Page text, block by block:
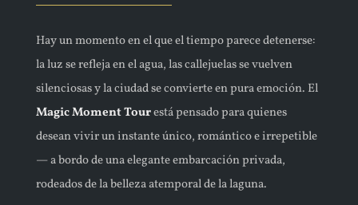
Hay un momento en el que el tiempo parece detenerse:
la luz se refleja en el agua, las callejuelas se vuelven
silenciosas y la ciudad se convierte en pura emoción. El
Magic Moment Tourestá pensado para quienes
desean vivir un instante único, romántico e irrepetible
— a bordo de una elegante embarcación privada,
rodeados de la belleza atemporal de la laguna.